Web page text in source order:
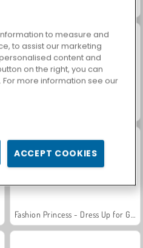
to measure and
to assist our marketing
content and
on the right, you can
more information see our
ACCEPT COOKIES